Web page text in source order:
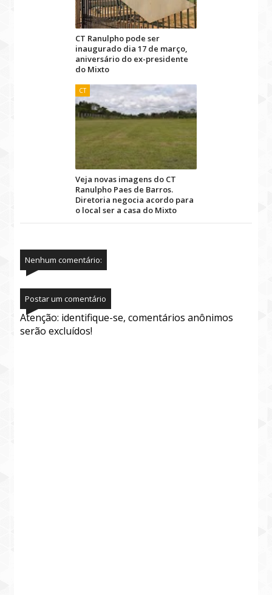
CT Ranulpho pode ser
inaugurado dia 17 de março,
aniversário do ex-presidente
do Mixto
CT
Veja novas imagens do CT
Ranulpho Paes de Barros.
Diretoria negocia acordo para
o local ser a casa do Mixto
Nenhum comentário:
Postar um comentário
Atenção: identifique-se, comentários anônimos
serão excluídos!